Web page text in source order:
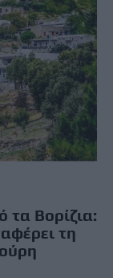
Βορίζια:
τη